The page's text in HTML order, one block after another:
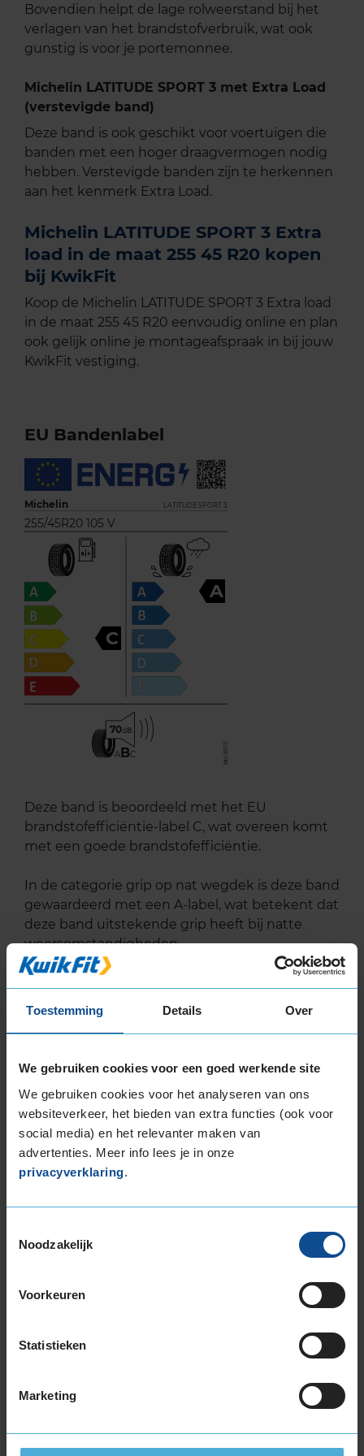
Toestemming Details Over
We gebruiken cookies voor een goed werkende site
We gebruiken cookies voor het analyseren van ons
websiteverkeer, het bieden van extra functies (ook voor
social media) en het relevanter maken van
advertenties. Meer info lees je in onze
privacyverklaring.
Noodzakelijk
Voorkeuren
Statistieken
Marketing
Bovendien helpt de lage rolweerstand bij het
verlagen van het brandstofverbruik, wat ook
gunstig is voor je portemonnee.
Michelin LATITUDE SPORT 3 met Extra Load
(verstevigde band)
Deze band is ook geschikt voor voertuigen die
banden met een hoger draagvermogen nodig
hebben. Verstevigde banden zijn te herkennen
aan het kenmerk Extra Load.
Michelin LATITUDE SPORT 3 Extra
load in de maat 255 45 R20 kopen
bij KwikFit
Koop de Michelin LATITUDE SPORT 3 Extra load
in de maat 255 45 R20 eenvoudig online en plan
ook gelijk online je montageafspraak in bij jouw
KwikFit vestiging.
EU Bandenlabel
Michelin LATITUDE SPORT 3
255/45R20 105 V
C
A
70
A BC
Deze band is beoordeeld met het EU
brandstofefficiëntie-label C, wat overeen komt
met een goede brandstofefficiëntie.
In de categorie grip op nat wegdek is deze band
gewaardeerd met een A-label, wat betekent dat
deze band uitstekende grip heeft bij natte
weersomstandigheden.
met B-notering, wat betekent dat deze band
een normale geluidsproductie heeft.
Wil je nog meer informatie over het
Balanceren